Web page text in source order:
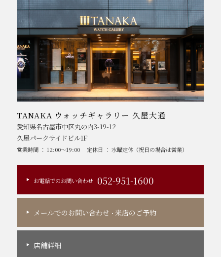
TANAKA ウォッチギャラリー 久屋大通
愛知県名古屋市中区丸の内3-19-12
久屋パークサイドビル1F
営業時間 ： 12:00～19:00 定休日 ： 水曜定休（祝日の場合は営業）
お電話でのお問い合わせ 052-951-1600
メールでのお問い合わせ ・来店のご予約
店舗詳細